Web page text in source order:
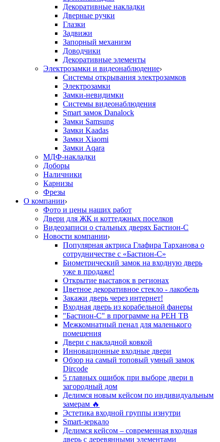
Декоративные накладки
Дверные ручки
Глазки
Задвижи
Запорный механизм
Доводчики
Декоративные элементы
Электрозамки и видеонаблюдение
Системы открывания электрозамков
Электрозамки
Замки-невидимки
Системы видеонаблюдения
Smart замок Danalock
Замки Samsung
Замки Kaadas
Замки Xiaomi
Замки Aqara
МДФ-накладки
Доборы
Наличники
Карнизы
Фрезы
О компании
Фото и цены наших работ
Двери для ЖК и коттеджных поселков
Видеозаписи о стальных дверях Бастион-С
Новости компании
Популярная актриса Глафира Тарханова о
сотрудничестве с «Бастион-С»
Биометрический замок на входную дверь
уже в продаже!
Открытие выставок в регионах
Цветное декоративное стекло - лакобель
Закажи дверь через интернет!
Входная дверь из корабельной фанеры
"Бастион-С" в программе на РЕН ТВ
Межкомнатный пенал для маленького
помещения
Двери с накладной ковкой
Инновационные входные двери
Обзор на самый топовый умный замок
Dircode
5 главных ошибок при выборе двери в
загородный дом
Делимся новым кейсом по индивидуальным
замерам 🔥
Эстетика входной группы изнутри
Smart-зеркало
Делимся кейсом – современная входная
дверь с деревянными элементами